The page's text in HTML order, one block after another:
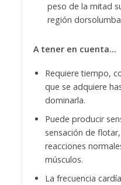
peso de la mitad
región
A tener en cuenta…
Requiere tiempo,
que se adquiere
dominarla.
Puede producir
sensación de
reacciones
músculos.
La frecuencia